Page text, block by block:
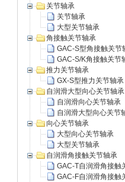
关节轴承
关节轴承
大型关节轴承
角接触关节轴承
GAC-S型角接触关节
GAC-S/K角接触关节
推力关节轴承
GX-S型推力关节轴承
自润滑大型向心关节轴承
自润滑向心关节轴承
自润滑大型向心关节
向心关节轴承
大型向心关节轴承
大型关节轴承
自润滑角接触关节轴承
GAC-T自润滑角接触
GAC-F自润滑角接触